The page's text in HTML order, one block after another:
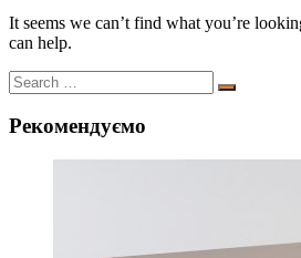
It seems we can’t find what you’re
can help.
Рекомендуємо